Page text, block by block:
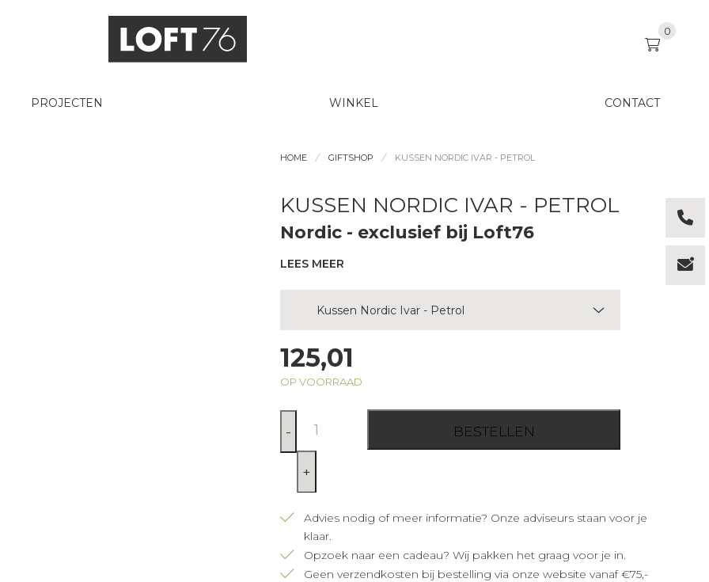
0
PROJECTEN WINKEL CONTACT
HOME GIFTSHOP KUSSEN NORDIC IVAR - PETROL
KUSSEN NORDIC IVAR - PETROL
Nordic - exclusief bij Loft76
LEES MEER
Kussen Nordic Ivar - Petrol
125,01
OP VOORRAAD
-
+
BESTELLEN
Advies nodig of meer informatie? Onze adviseurs staan voor je
klaar.
Opzoek naar een cadeau? Wij pakken het graag voor je in.
Geen verzendkosten bij bestelling via onze website vanaf €75,-